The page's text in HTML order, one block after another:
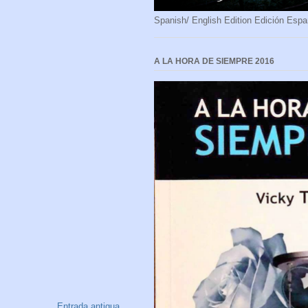
Spanish/ English Edition Edición
A LA HORA DE SIEMPRE 2016